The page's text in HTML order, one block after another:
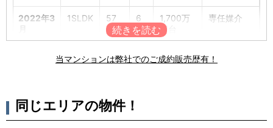
2022年3
月
1SLDK
57
㎡
6
階
1,700万
円台
専任媒介
㎡
階
1,700万
円台
売主
月
㎡
2013年2
3LDK
72
2
2,200万
専任媒介
当マンションは弊社でのご成約販売歴有！
同じエリアの物件！